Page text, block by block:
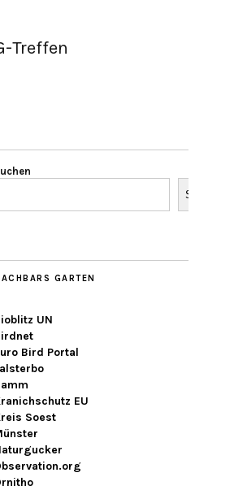
Treffen
Suchen
GARTEN
UN
Bird Portal
EU
Soest